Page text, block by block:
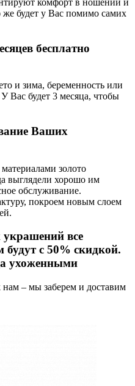
будет у Вас помимо самих
бесплатно
и зима, беременность или
Вас будет 3 месяца, чтобы
Ваших
золото
выглядели хорошо им
обслуживание.
покроем новым слоем
все
с 50% скидкой.
ухоженными
– мы заберем и доставим